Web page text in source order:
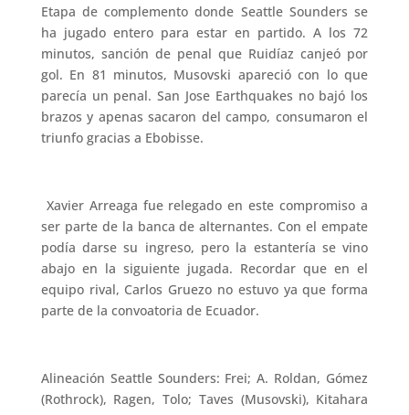
Etapa de complemento donde Seattle Sounders se
ha jugado entero para estar en partido. A los 72
minutos, sanción de penal que Ruidíaz canjeó por
gol. En 81 minutos, Musovski apareció con lo que
parecía un penal. San Jose Earthquakes no bajó los
brazos y apenas sacaron del campo, consumaron el
triunfo gracias a Ebobisse.
Xavier Arreaga fue relegado en este compromiso a
ser parte de la banca de alternantes. Con el empate
podía darse su ingreso, pero la estantería se vino
abajo en la siguiente jugada. Recordar que en el
equipo rival, Carlos Gruezo no estuvo ya que forma
parte de la convoatoria de Ecuador.
Alineación Seattle Sounders: Frei; A. Roldan, Gómez
(Rothrock), Ragen, Tolo; Taves (Musovski), Kitahara